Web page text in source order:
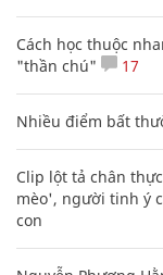
Cách học thuộc
"thần chú"
17
Nhiều điểm bất
Clip lột tả chân
mèo', người tinh ý
con